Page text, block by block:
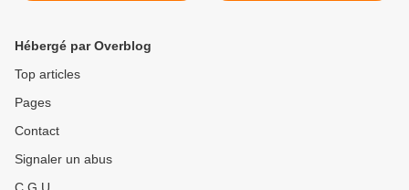
Hébergé par Overblog
Top articles
Pages
Contact
Signaler un abus